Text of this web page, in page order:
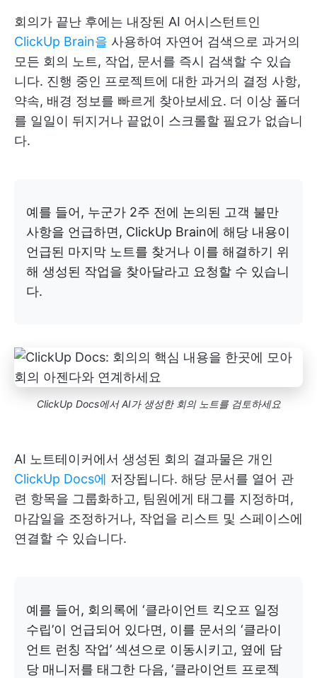
회의가 끝난 후에는 내장된 AI 어시스턴트인
ClickUp Brain을 사용하여 자연어 검색으로 과거의
모든 회의 노트, 작업, 문서를 즉시 검색할 수 있습
니다. 진행 중인 프로젝트에 대한 과거의 결정 사항,
약속, 배경 정보를 빠르게 찾아보세요. 더 이상 폴더
를 일일이 뒤지거나 끝없이 스크롤할 필요가 없습니
다.
예를 들어, 누군가 2주 전에 논의된 고객 불만
사항을 언급하면, ClickUp Brain에 해당 내용이
언급된 마지막 노트를 찾거나 이를 해결하기 위
해 생성된 작업을 찾아달라고 요청할 수 있습니
다.
ClickUp Docs에서 AI가 생성한 회의 노트를 검토하세요
AI 노트테이커에서 생성된 회의 결과물은 개인
ClickUp Docs에 저장됩니다. 해당 문서를 열어 관
련 항목을 그룹화하고, 팀원에게 태그를 지정하며,
마감일을 조정하거나, 작업을 리스트 및 스페이스에
연결할 수 있습니다.
예를 들어, 회의록에 ‘클라이언트 킥오프 일정
수립’이 언급되어 있다면, 이를 문서의 ‘클라이
언트 런칭 작업’ 섹션으로 이동시키고, 옆에 담
당 매니저를 태그한 다음, ‘클라이언트 프로젝